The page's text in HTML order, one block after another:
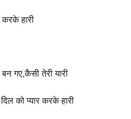
करके हारी
बन गए,कैसी तेरी यारी
दिल को प्यार करके हारी